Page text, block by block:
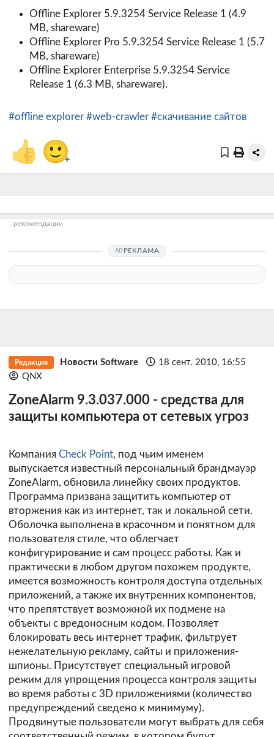
Offline Explorer 5.9.3254 Service Release 1 (4.9
MB, shareware)
Offline Explorer Pro 5.9.3254 Service Release 1 (5.7
MB, shareware)
Offline Explorer Enterprise 5.9.3254 Service
Release 1 (6.3 MB, shareware).
#offline explorer #web-crawler #скачивание сайтов
👍 🙂+
рекомендации
РЕКЛАМА
Редакция Новости Software
18 сент. 2010, 16:55
QNX
ZoneAlarm 9.3.037.000 - средства для
защиты компьютера от сетевых угроз
Компания Check Point, под чьим именем
выпускается известный персональный брандмауэр
ZoneAlarm, обновила линейку своих продуктов.
Программа призвана защитить компьютер от
вторжения как из интернет, так и локальной сети.
Оболочка выполнена в красочном и понятном для
пользователя стиле, что облегчает
конфигурирование и сам процесс работы. Как и
практически в любом другом похожем продукте,
имеется возможность контроля доступа отдельных
приложений, а также их внутренних компонентов,
что препятствует возможной их подмене на
объекты с вредоносным кодом. Позволяет
блокировать весь интернет трафик, фильтрует
нежелательную рекламу, сайты и приложения-
шпионы. Присутствует специальный игровой
режим для упрощения процесса контроля защиты
во время работы с 3D приложениями (количество
предупреждений сведено к минимуму).
Продвинутые пользователи могут выбрать для себя